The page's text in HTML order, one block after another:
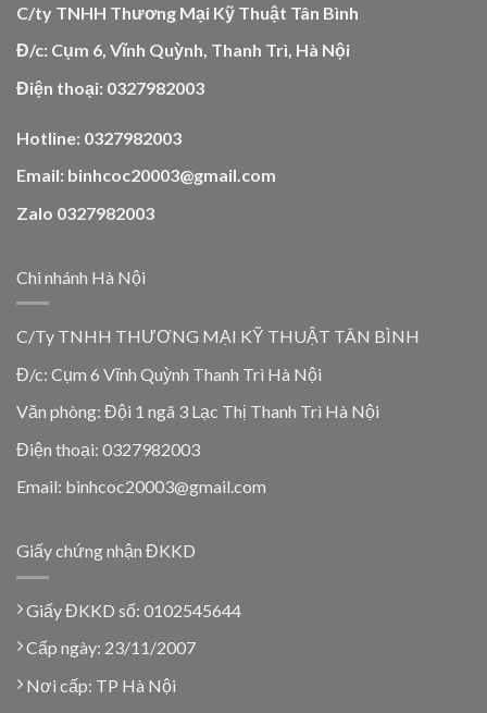
C/ty TNHH Thương Mại Kỹ Thuật Tân Bình
Đ/c: Cụm 6, Vĩnh Quỳnh, Thanh Trì, Hà Nội
Điện thoại: 0327982003
Hotline: 0327982003
Email: binhcoc20003@gmail.com
Zalo 0327982003
Chi nhánh Hà Nội
C/Ty TNHH THƯƠNG MẠI KỸ THUẬT TÂN BÌNH
Đ/c: Cụm 6 Vĩnh Quỳnh Thanh Trì Hà Nội
Văn phòng: Đội 1 ngã 3 Lạc Thị Thanh Trì Hà Nội
Điện thoại: 0327982003
Email: binhcoc20003@gmail.com
Giấy chứng nhận ĐKKD
Giấy ĐKKD số: 0102545644
Cấp ngày: 23/11/2007
Nơi cấp: TP Hà Nội